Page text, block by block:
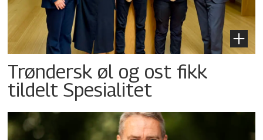
Trøndersk øl og ost fikk
tildelt Spesialitet